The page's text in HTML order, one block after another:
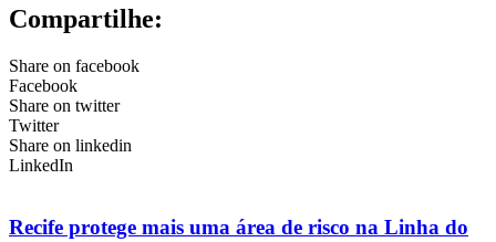
Compartilhe:
Share on facebook
Facebook
Share on twitter
Twitter
Share on linkedin
LinkedIn
Recife protege mais uma área de risco na Linha do